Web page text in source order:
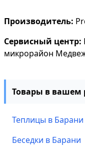
Производитель:
Сервисный центр:
микрорайон
Товары в вашем
Теплицы в Барани
Беседки в Барани